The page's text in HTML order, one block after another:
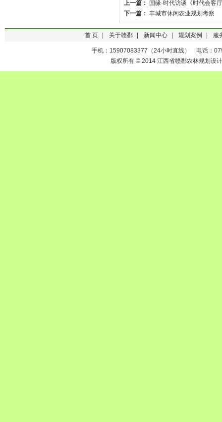
上一篇：
国缘·时代访谈《时代会客
下一篇： 丰城市休闲农业规划考察
首 页 关于赣鄱 新闻中心 规划案例 服
手机：15907083377（24小时直线） 电话：
版权所有 © 2014 江西省赣鄱农林规划